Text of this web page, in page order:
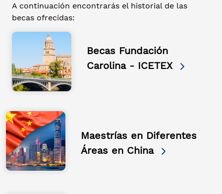
A continuación encontrarás el historial de las
becas ofrecidas:
Becas Fundación
Carolina - ICETEX
Maestrías en Diferentes
Áreas en China